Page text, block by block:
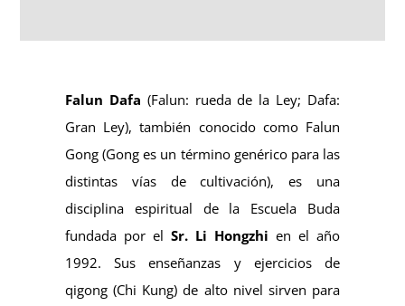
Falun Dafa (Falun: rueda de la Ley; Dafa:
Gran Ley), también conocido como Falun
Gong (Gong es un término genérico para las
distintas vías de cultivación), es una
disciplina espiritual de la Escuela Buda
fundada por elSr. Li Hongzhi en el año
1992. Sus enseñanzas y ejercicios de
qigong (Chi Kung) de alto nivel sirven para